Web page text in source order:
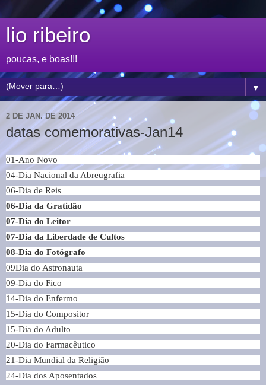
lio ribeiro
poucas, e boas!!!
▼
2 DE JAN. DE 2014
datas comemorativas-Jan14
01-Ano Novo
04-Dia Nacional da Abreugrafia
06-Dia de Reis
06-Dia da Gratidão
07-Dia do Leitor
07-Dia da Liberdade de Cultos
08-Dia do Fotógrafo
09Dia do Astronauta
09-Dia do Fico
14-Dia do Enfermo
15-Dia do Compositor
15-Dia do Adulto
20-Dia do Farmacêutico
21-Dia Mundial da Religião
24-Dia dos Aposentados